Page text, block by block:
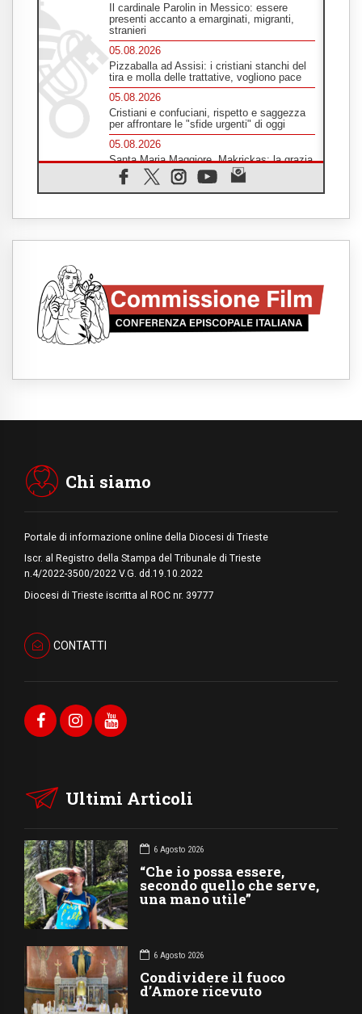
Il cardinale Parolin in Messico: essere
presenti accanto a emarginati, migranti,
stranieri
05.08.2026
Pizzaballa ad Assisi: i cristiani stanchi del
tira e molla delle trattative, vogliono pace
05.08.2026
Cristiani e confuciani, rispetto e saggezza
per affrontare le "sfide urgenti" di oggi
05.08.2026
Santa Maria Maggiore, Makrickas: la grazia
di Dio scende ancora sul mondo
05.08.2026
social non saziano, vogliamo cose grandi"
05.08.2026
05.08.2026
Dal Papa all'udienza generale la forza del
"circolo degli eroi"
pace
una prova difficile
Chi siamo
Portale di informazione online della Diocesi di Trieste
Iscr. al Registro della Stampa del Tribunale di Trieste
n.4/2022-3500/2022 V.G. dd.19.10.2022
Diocesi di Trieste iscritta al ROC nr. 39777
CONTATTI
Ultimi Articoli
6 Agosto 2026
“Che io possa essere,
secondo quello che serve,
una mano utile”
6 Agosto 2026
Condividere il fuoco
d’Amore ricevuto